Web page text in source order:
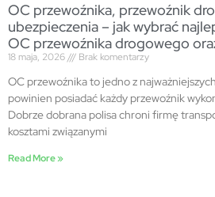
OC przewoźnika, przewoźnik
ubezpieczenia – jak wybrać
OC przewoźnika drogowego
18 maja, 2026 Brak komentarzy
OC przewoźnika to jedno z
powinien posiadać każdy przewoźnik
Dobrze dobrana polisa chroni firmę
kosztami związanymi
Read More »